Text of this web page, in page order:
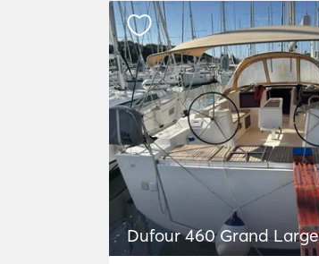
Dufour 460 Grand Large